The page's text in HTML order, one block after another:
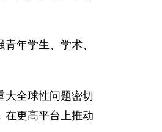
年学生、学术、
全球性问题密切
在更高平台上推动